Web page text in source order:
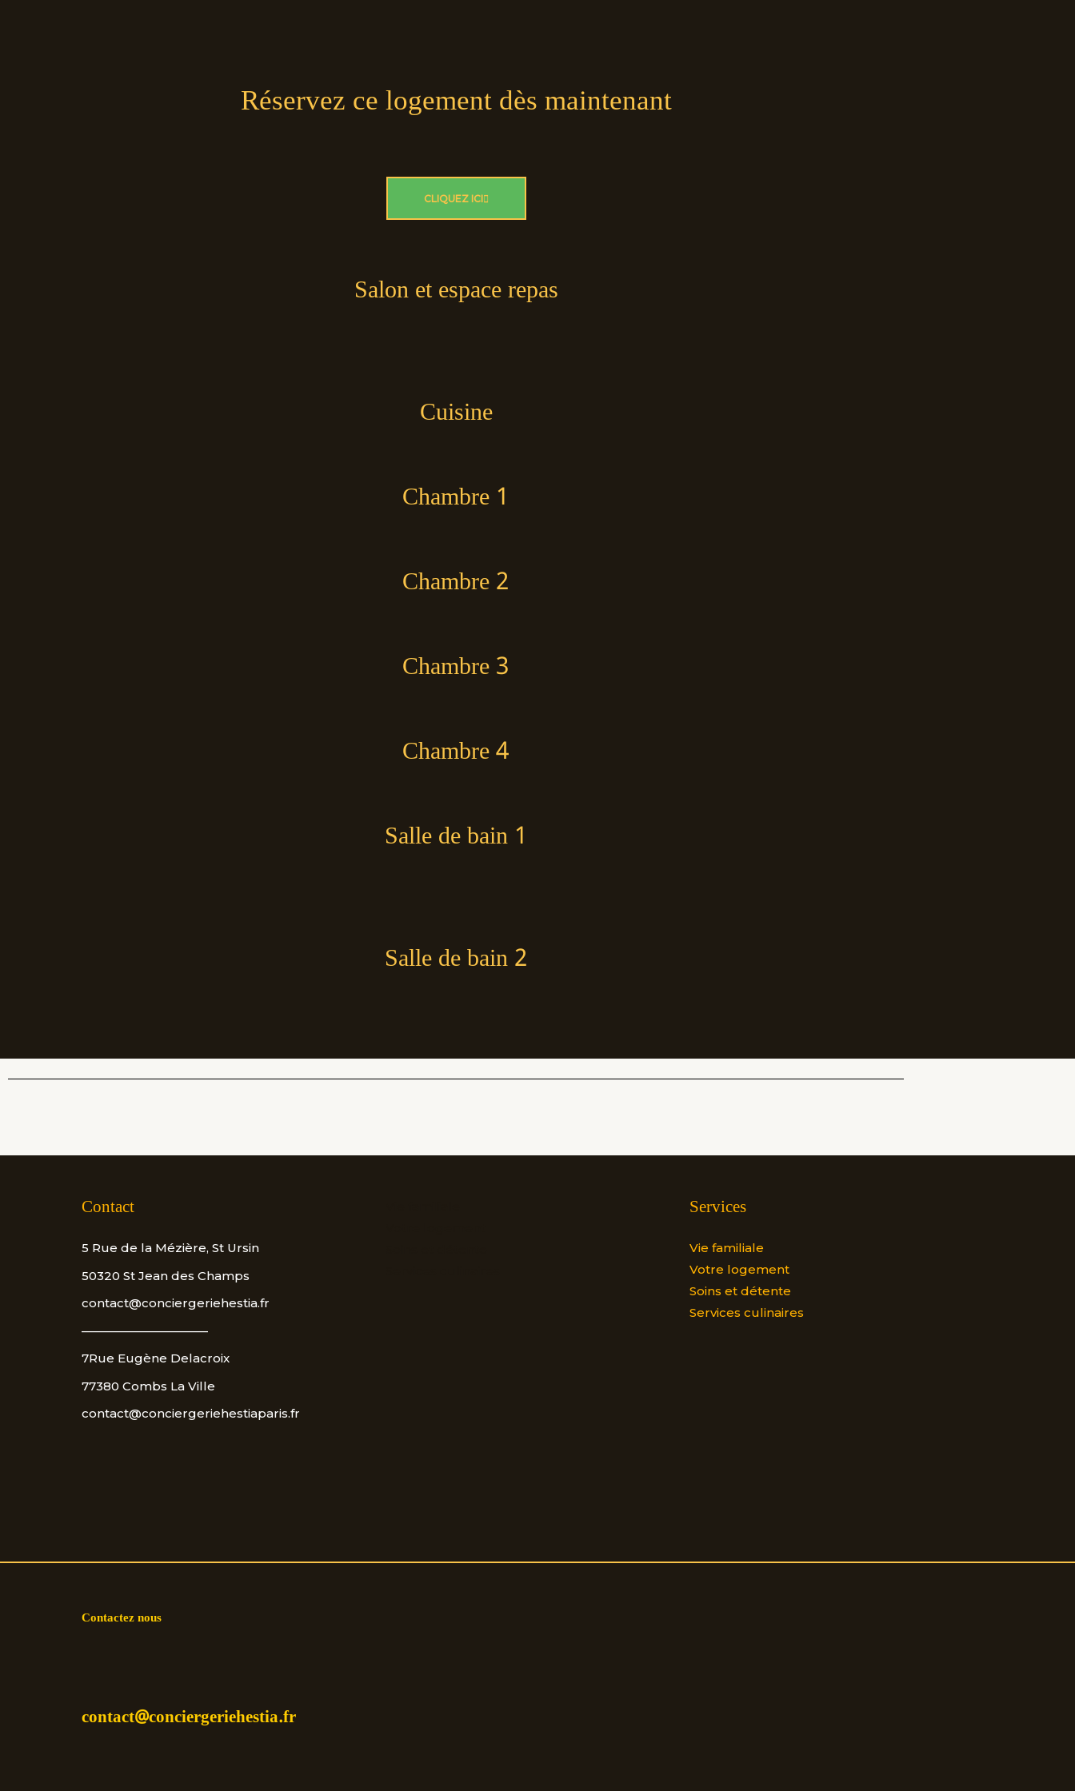
Réservez ce logement dès maintenant
CLIQUEZ ICI
Salon et espace repas
Cuisine
Chambre 1
Chambre 2
Chambre 3
Chambre 4
Salle de bain 1
Salle de bain 2
Contact
5 Rue de la Mézière, St Ursin
50320 St Jean des Champs
contact@conciergeriehestia.fr
——————————–
7Rue Eugène Delacroix
77380 Combs La Ville
contact@conciergeriehestiaparis.fr
Services
Vie familiale
Votre logement
Soins et détente
Services culinaires
Contactez nous
contact@conciergeriehestia.fr